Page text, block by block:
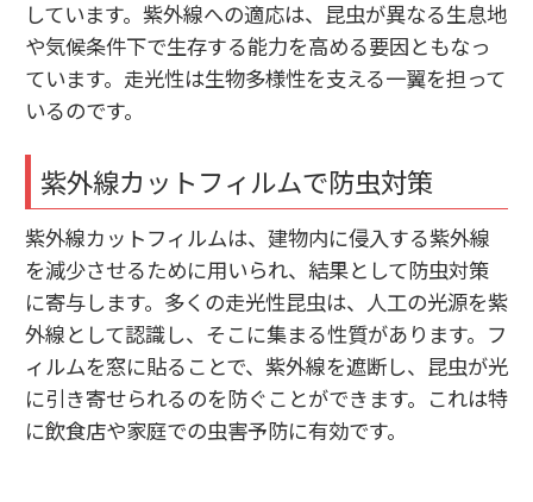
しています。紫外線への適応は、昆虫が異なる生息地
や気候条件下で生存する能力を高める要因ともなっ
ています。走光性は生物多様性を支える一翼を担って
いるのです。
紫外線カットフィルムで防虫対策
紫外線カットフィルムは、建物内に侵入する紫外線
を減少させるために用いられ、結果として防虫対策
に寄与します。多くの走光性昆虫は、人工の光源を紫
外線として認識し、そこに集まる性質があります。フ
ィルムを窓に貼ることで、紫外線を遮断し、昆虫が光
に引き寄せられるのを防ぐことができます。これは特
に飲食店や家庭での虫害予防に有効です。